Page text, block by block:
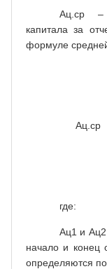
Ац.ср –
капитала за
формуле
Ац.ср
где:
Ац1 и Ац2
начало и конец
определяются